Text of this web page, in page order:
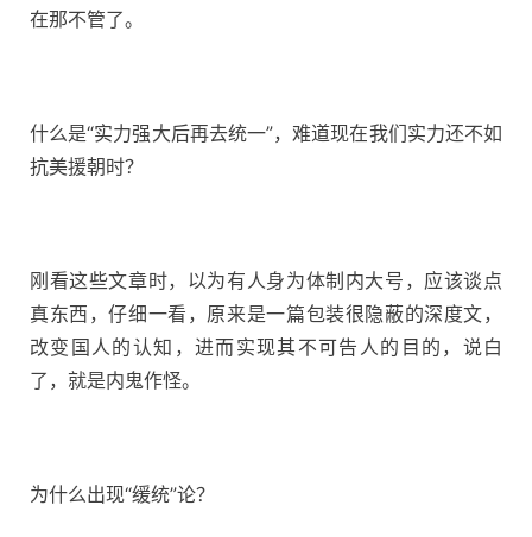
在那不管了。
什么是“实力强大后再去统一”，难道现在我们实力还不如
抗美援朝时？
刚看这些文章时，以为有人身为体制内大号，应该谈点
真东西，仔细一看，原来是一篇包装很隐蔽的深度文，
改变国人的认知，进而实现其不可告人的目的，说白
了，就是内鬼作怪。
为什么出现“缓统”论？